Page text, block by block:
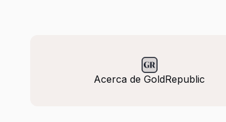
Acerca de GoldRepublic